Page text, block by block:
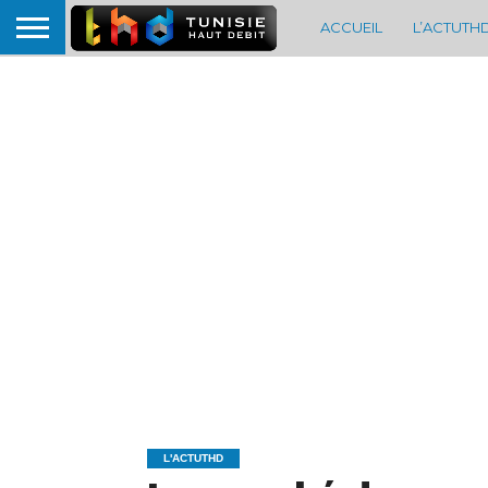
ACCUEIL
L'ACTUTHD